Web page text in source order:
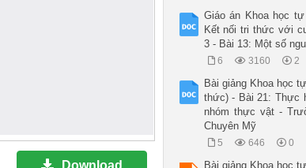
Giáo án Khoa học
Kết nối tri thức với
3 - Bài 13: Một số
6 3160 2
Bài giảng Khoa học
thức) - Bài 21: Thực
nhóm thực vật -
Chuyên Mỹ
5 646 0
Bài giảng Khoa học